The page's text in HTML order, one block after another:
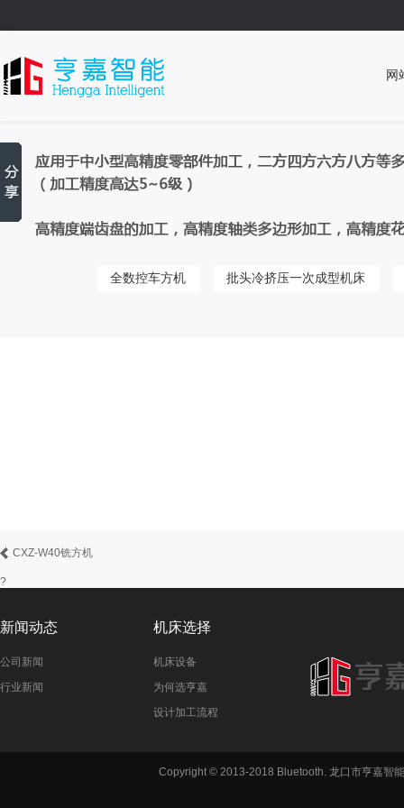
网
全数控车方机 批头冷挤压一次成型机床
CXZ-W40铣方机
?
新闻动态
公司新闻
行业新闻
机床选择
机床设备
为何选亨嘉
设计加工流程
Copyright © 2013-2018 Bluetooth. 龙口市亨嘉智